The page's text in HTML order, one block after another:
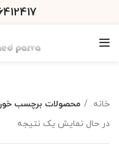
خانه
محصولات برچسب
در حال نمایش یک نتیجه